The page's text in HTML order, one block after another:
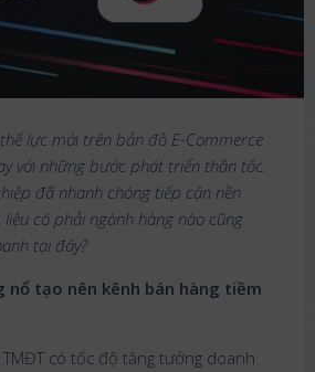
lực mới trên bản đồ E-Commerce
với những bước phát triển thần tốc.
đã nhanh chóng tiếp cận nền
liệu có phải ngành hàng nào cũng
tại đây?
nổ tạo nên kênh bán hàng tiềm
có tốc độ tăng tưởng doanh